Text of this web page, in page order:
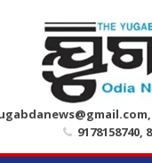
9178158740,